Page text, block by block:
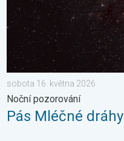
sobota 16. května 2026
Noční pozorování
Pás Mléčné dráhy